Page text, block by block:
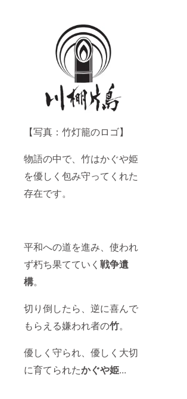
【写真：竹灯籠のロゴ】
物語の中で、竹はかぐや姫
を優しく包み守ってくれた
存在です。
平和への道を進み、使われ
ず朽ち果てていく 戦争遺
構。
切り倒したら、逆に喜んで
もらえる嫌われ者の竹。
優しく守られ、優しく大切
に育てられたかぐや姫...